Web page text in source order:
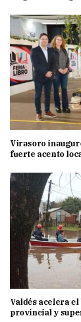
Virasoro
fuerte acento
Valdés acelera
provincial y